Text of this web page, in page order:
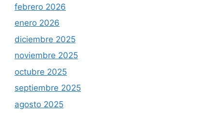
febrero 2026
enero 2026
diciembre 2025
noviembre 2025
octubre 2025
septiembre 2025
agosto 2025